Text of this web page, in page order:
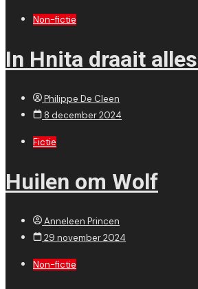
Non-fictie
In Hnita draait
Philippe De Cleen
8 december 2024
Fictie
Huilen om Wolf
Anneleen Princen
29 november 2024
Non-fictie